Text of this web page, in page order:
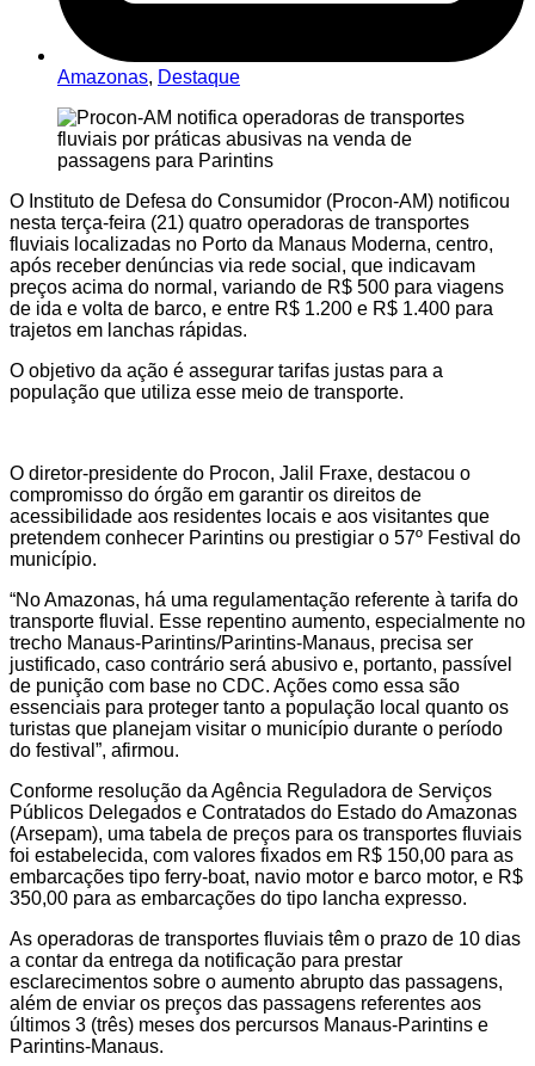
Amazonas, Destaque
O Instituto de Defesa do Consumidor (Procon-AM) notificou
nesta terça-feira (21) quatro operadoras de transportes
fluviais localizadas no Porto da Manaus Moderna, centro,
após receber denúncias via rede social, que indicavam
preços acima do normal, variando de R$ 500 para viagens
de ida e volta de barco, e entre R$ 1.200 e R$ 1.400 para
trajetos em lanchas rápidas.
O objetivo da ação é assegurar tarifas justas para a
população que utiliza esse meio de transporte.
O diretor-presidente do Procon, Jalil Fraxe, destacou o
compromisso do órgão em garantir os direitos de
acessibilidade aos residentes locais e aos visitantes que
pretendem conhecer Parintins ou prestigiar o 57º Festival do
município.
“No Amazonas, há uma regulamentação referente à tarifa do
transporte fluvial. Esse repentino aumento, especialmente no
trecho Manaus-Parintins/Parintins-Manaus, precisa ser
justificado, caso contrário será abusivo e, portanto, passível
de punição com base no CDC. Ações como essa são
essenciais para proteger tanto a população local quanto os
turistas que planejam visitar o município durante o período
do festival”, afirmou.
Conforme resolução da Agência Reguladora de Serviços
Públicos Delegados e Contratados do Estado do Amazonas
(Arsepam), uma tabela de preços para os transportes fluviais
foi estabelecida, com valores fixados em R$ 150,00 para as
embarcações tipo ferry-boat, navio motor e barco motor, e R$
350,00 para as embarcações do tipo lancha expresso.
As operadoras de transportes fluviais têm o prazo de 10 dias
a contar da entrega da notificação para prestar
esclarecimentos sobre o aumento abrupto das passagens,
além de enviar os preços das passagens referentes aos
últimos 3 (três) meses dos percursos Manaus-Parintins e
Parintins-Manaus.